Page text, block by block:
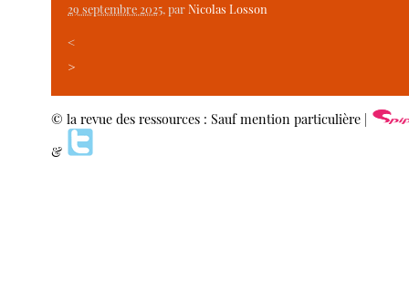
29 septembre 2025, parNicolas Losson
<
>
© la revue des ressources : Sauf mention particulière |
&